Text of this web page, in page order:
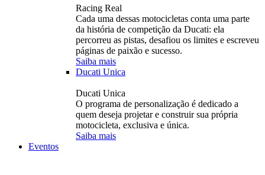
Racing Real
Cada uma dessas motocicletas conta uma parte
da história de competição da Ducati: ela
percorreu as pistas, desafiou os limites e escreveu
páginas de paixão e sucesso.
Saiba mais
Ducati Unica
Ducati Unica
O programa de personalização é dedicado a
quem deseja projetar e construir sua própria
motocicleta, exclusiva e única.
Saiba mais
Eventos